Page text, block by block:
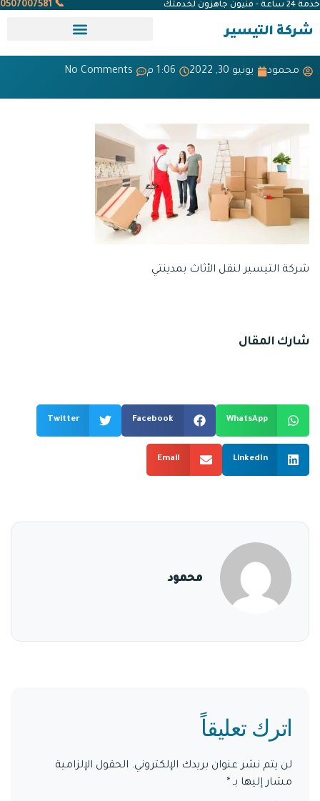
خدمة 24 ساعة - فنيون جاهزون لخدمتك 📞 0507007581
شركة التيسير
محمود يونيو 30, 2022 1:06 م No Comments
شركة التيسير لنقل الأثاث بمدينتي
شارك المقال
WhatsApp
Facebook
Twitter
LinkedIn
Email
محمود
اترك تعليقاً
لن يتم نشر عنوان بريدك الإلكتروني. الحقول الإلزامية
مشار إليها بـ *